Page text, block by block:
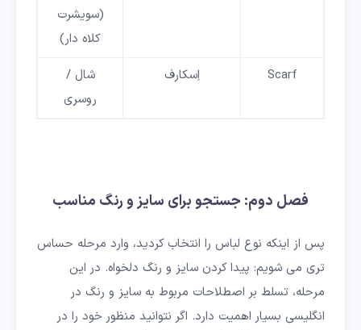
(سویشرت
کلاه دار)
Scarf
اِسکارف
شال /
روسری
فصل دوم: جستجو برای سایز و رنگ مناسب
پس از اینکه نوع لباس را انتخاب کردید، وارد مرحله حساس
تری می شویم: پیدا کردن سایز و رنگ دلخواه. در این
مرحله، تسلط بر اصطلاحات مربوط به سایز و رنگ در
انگلیسی بسیار اهمیت دارد. اگر نتوانید منظور خود را در